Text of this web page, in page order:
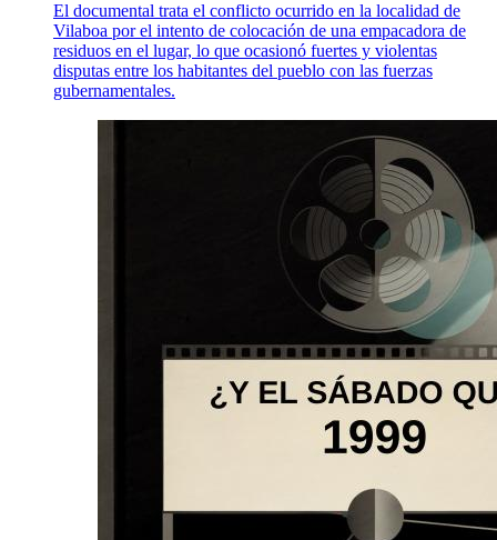
El documental trata el conflicto ocurrido en la localidad de
Vilaboa por el intento de colocación de una empacadora de
residuos en el lugar, lo que ocasionó fuertes y violentas
disputas entre los habitantes del pueblo con las fuerzas
gubernamentales.